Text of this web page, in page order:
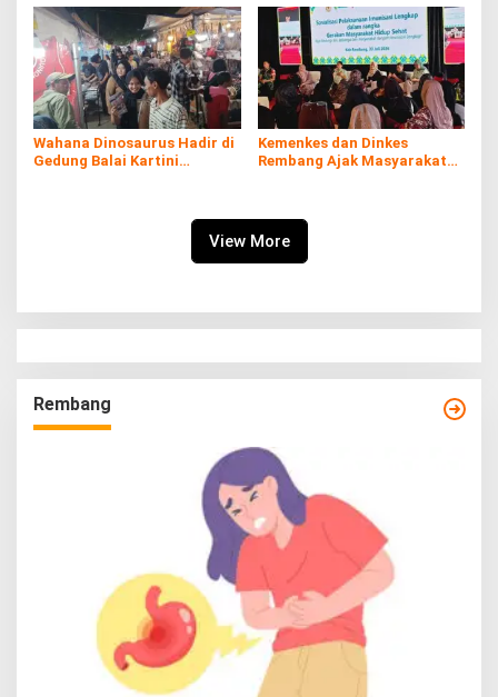
Wahana Dinosaurus Hadir di
Gedung Balai Kartini
Kemenkes dan Dinkes
Rembang Ajak Masyarakat
View More
Rembang